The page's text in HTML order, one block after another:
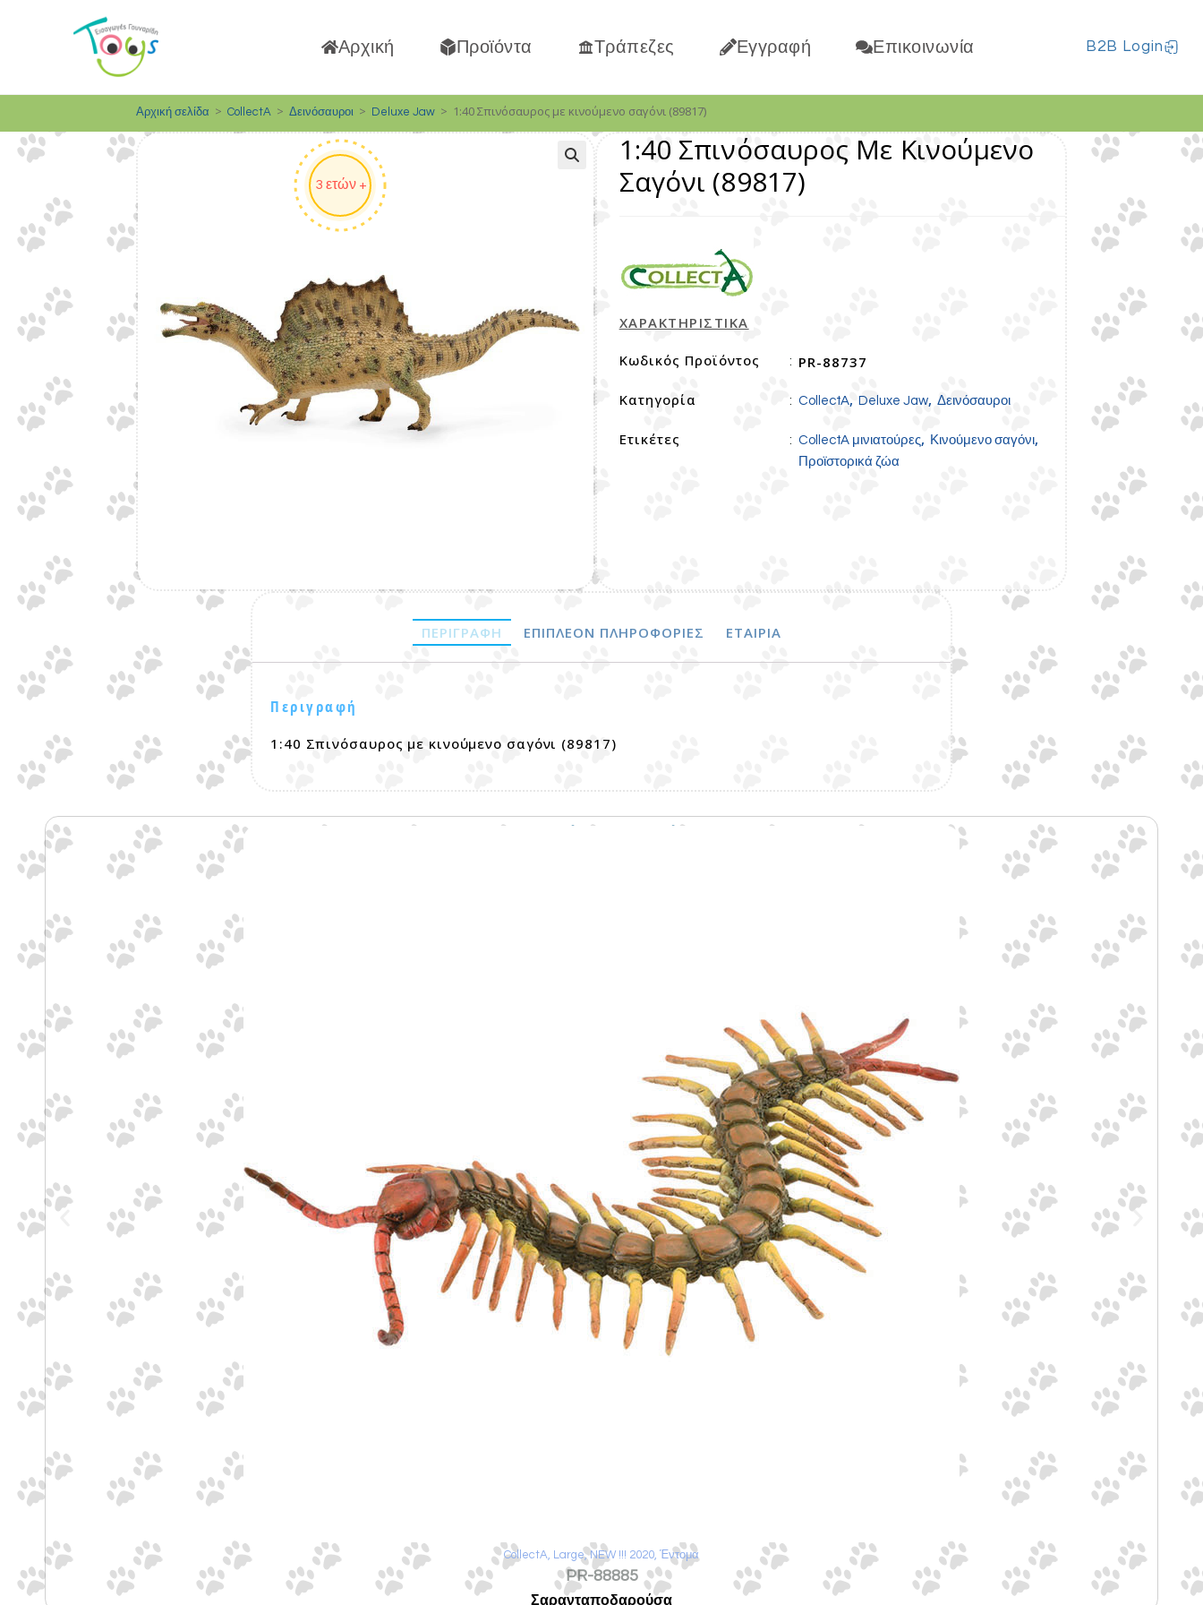
Αρχική Προϊόντα Τράπεζες Εγγραφή Επικοινωνία B2B Login
Αρχική σελίδα > CollectA > Δεινόσαυροι > Deluxe Jaw > 1:40 Σπινόσαυρος με κινούμενο σαγόνι (89817)
3 ετών +
1:40 Σπινόσαυρος Με Κινούμενο
Σαγόνι (89817)
ΧΑΡΑΚΤΗΡΙΣΤΙΚΑ
Κωδικός Προϊόντος : PR-88737
Κατηγορία : CollectA, Deluxe Jaw, Δεινόσαυροι
Ετικέτες : CollectA μινιατούρες, Κινούμενο σαγόνι,
Προϊστορικά ζώα
ΠΕΡΙΓΡΑΦΉ ΕΠΙΠΛΈΟΝ ΠΛΗΡΟΦΟΡΊΕΣ ΕΤΑΙΡΊΑ
Περιγραφή
1:40 Σπινόσαυρος με κινούμενο σαγόνι (89817)
CollectA Large,NEW !!! 2020 Έντομα
PR-88885
Σαρανταποδαρούσα